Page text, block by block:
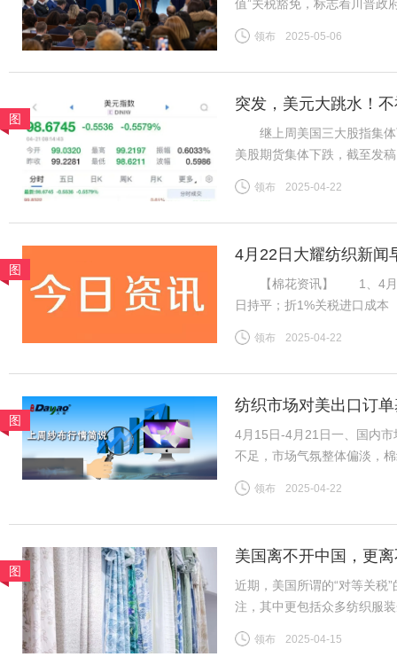
值”关税豁免，标志着川普政
包裹积压的混乱局面而推迟
领布 2025-05-06
图
突发，美元大跳水！
继上周美国三大股指集体
美股期货集体下跌，截至发
2022年4月以来首次。截至
领布 2025-04-22
图
4月22日大耀纺织新闻
【棉花资讯】 1、4月21
日持平；折1%关税进口成本
棉山东到厂价3128B级14
领布 2025-04-22
图
纺织市场对美出口订
4月15日-4月21日一、国内
不足，市场气氛整体偏淡，
续，中小厂订单压力增加。
领布 2025-04-22
图
美国离不开中国，更
近期，美国所谓的“对等关税
注，其中更包括众多纺织服
跨境电商及小额包裹更是惠
领布 2025-04-15